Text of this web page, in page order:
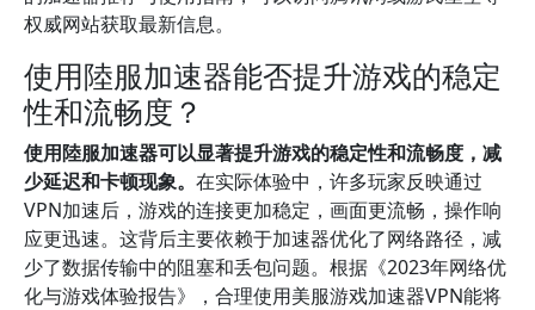
权威网站获取最新信息。
使用陸服加速器能否提升游戏的稳定
性和流畅度？
使用陸服加速器可以显著提升游戏的稳定性和流畅度，减
少延迟和卡顿现象。 在实际体验中，许多玩家反映通过
VPN加速后，游戏的连接更加稳定，画面更流畅，操作响
应更迅速。这背后主要依赖于加速器优化了网络路径，减
少了数据传输中的阻塞和丢包问题。根据《2023年网络优
化与游戏体验报告》，合理使用美服游戏加速器VPN能将